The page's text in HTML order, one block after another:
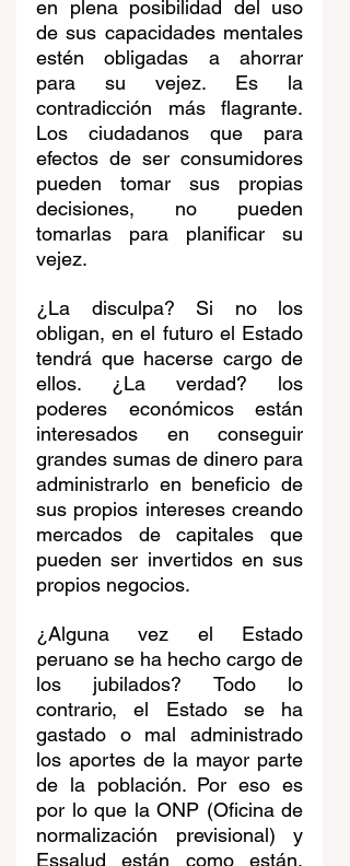
en plena posibilidad del uso
de sus capacidades mentales
estén obligadas a ahorrar
para su vejez. Es la
contradicción más flagrante.
Los ciudadanos que para
efectos de ser consumidores
pueden tomar sus propias
decisiones, no pueden
tomarlas para planificar su
vejez.
¿La disculpa? Si no los
obligan, en el futuro el Estado
tendrá que hacerse cargo de
ellos. ¿La verdad? los
poderes económicos están
interesados en conseguir
grandes sumas de dinero para
administrarlo en beneficio de
sus propios intereses creando
mercados de capitales que
pueden ser invertidos en sus
propios negocios.
¿Alguna vez el Estado
peruano se ha hecho cargo de
los jubilados? Todo lo
contrario, el Estado se ha
gastado o mal administrado
los aportes de la mayor parte
de la población. Por eso es
por lo que la ONP (Oficina de
normalización previsional) y
Essalud están como están.